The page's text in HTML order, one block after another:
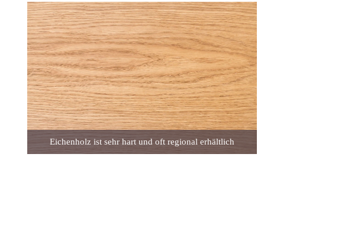
Eichenholz ist sehr hart und oft regional erhältlich